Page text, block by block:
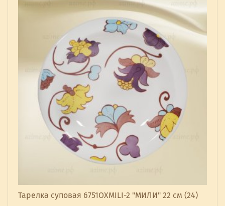
Тарелка суповая 6751OXMILI-2 "МИЛИ" 22 см (24)